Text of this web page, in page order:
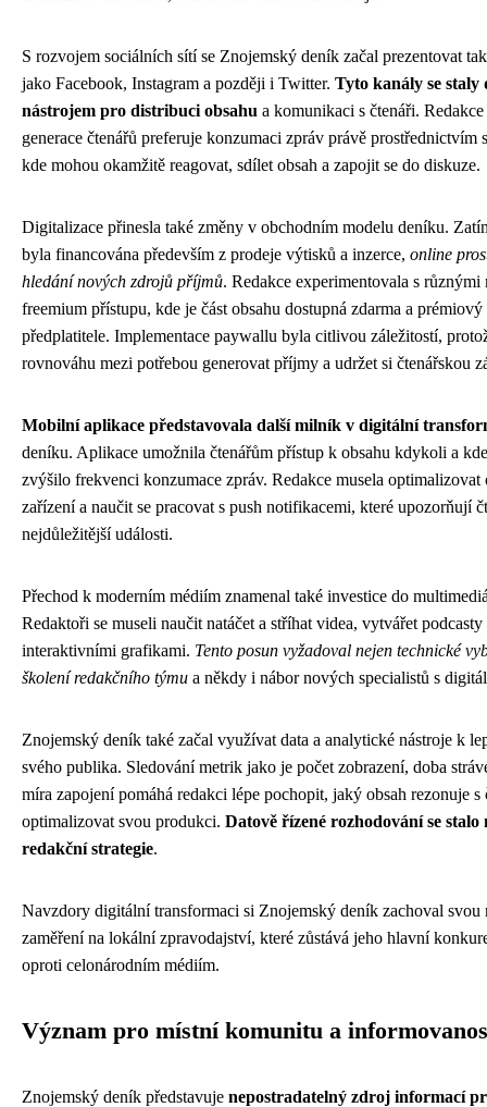
S rozvojem sociálních sítí se Znojemský deník začal prezentovat
jako Facebook, Instagram a později i Twitter. Tyto kanály se staly
nástrojem pro distribuci obsahu a komunikaci s čtenáři.
generace čtenářů preferuje konzumaci zpráv právě prostřednictvím
kde mohou okamžitě reagovat, sdílet obsah a zapojit se do diskuze.
Digitalizace přinesla také změny v obchodním modelu deníku.
byla financována především z prodeje výtisků a inzerce, online
hledání nových zdrojů příjmů. Redakce experimentovala s různými
freemium přístupu, kde je část obsahu dostupná zdarma a
předplatitele. Implementace paywallu byla citlivou záležitostí,
rovnováhu mezi potřebou generovat příjmy a udržet si čtenářskou
Mobilní aplikace představovala další milník v digitální
deníku. Aplikace umožnila čtenářům přístup k obsahu kdykoli a
zvýšilo frekvenci konzumace zpráv. Redakce musela
zařízení a naučit se pracovat s push notifikacemi, které upozorňují
nejdůležitější události.
Přechod k moderním médiím znamenal také investice do
Redaktoři se museli naučit natáčet a stříhat videa, vytvářet podcasty
interaktivními grafikami. Tento posun vyžadoval nejen technické
školení redakčního týmu a někdy i nábor nových specialistů s
Znojemský deník také začal využívat data a analytické nástroje k
svého publika. Sledování metrik jako je počet zobrazení, doba
míra zapojení pomáhá redakci lépe pochopit, jaký obsah rezonuje s
optimalizovat svou produkci. Datově řízené rozhodování se stalo
redakční strategie.
Navzdory digitální transformaci si Znojemský deník zachoval svou
zaměření na lokální zpravodajství, které zůstává jeho hlavní
oproti celonárodním médiím.
Význam pro místní komunitu a
Znojemský deník představuje nepostradatelný zdroj informací